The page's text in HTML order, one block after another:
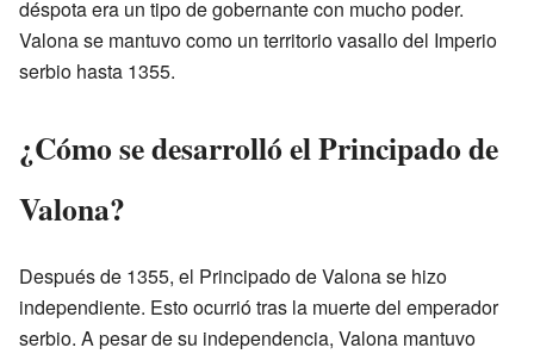
déspota era un tipo de gobernante con mucho poder.
Valona se mantuvo como un territorio vasallo del Imperio
serbio hasta 1355.
¿Cómo se desarrolló el Principado de
Valona?
Después de 1355, el Principado de Valona se hizo
independiente. Esto ocurrió tras la muerte del emperador
serbio. A pesar de su independencia, Valona mantuvo